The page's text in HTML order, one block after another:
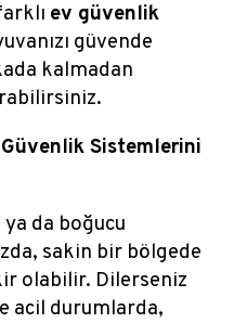
ev güvenlik
güvende
kalmadan
Sistemlerini
da boğucu
sakin bir bölgede
olabilir. Dilerseniz
acil durumlarda,